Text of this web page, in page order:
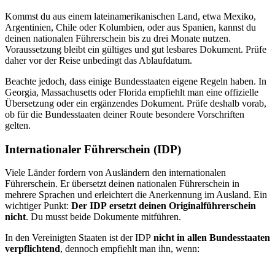
Kommst du aus einem lateinamerikanischen Land, etwa Mexiko,
Argentinien, Chile oder Kolumbien, oder aus Spanien, kannst du
deinen nationalen Führerschein bis zu drei Monate nutzen.
Voraussetzung bleibt ein gültiges und gut lesbares Dokument. Prüfe
daher vor der Reise unbedingt das Ablaufdatum.
Beachte jedoch, dass einige Bundesstaaten eigene Regeln haben. In
Georgia, Massachusetts oder Florida empfiehlt man eine offizielle
Übersetzung oder ein ergänzendes Dokument. Prüfe deshalb vorab,
ob für die Bundesstaaten deiner Route besondere Vorschriften
gelten.
Internationaler Führerschein (IDP)
Viele Länder fordern von Ausländern den internationalen
Führerschein. Er übersetzt deinen nationalen Führerschein in
mehrere Sprachen und erleichtert die Anerkennung im Ausland. Ein
wichtiger Punkt: Der IDP ersetzt deinen Originalführerschein
nicht. Du musst beide Dokumente mitführen.
In den Vereinigten Staaten ist der IDP nicht in allen Bundesstaaten
verpflichtend, dennoch empfiehlt man ihn, wenn: